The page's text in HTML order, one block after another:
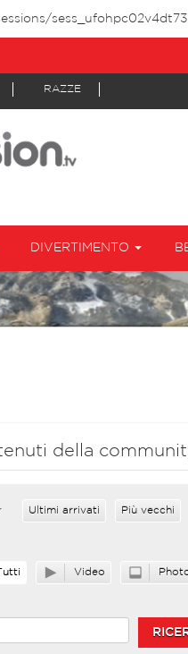
RAZZE
DIVERTIMENTO
della
Ultimi arrivati Più vecchi
Video